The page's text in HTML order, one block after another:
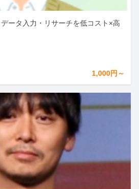
ータ入力・リサーチを低コスト×高
1,000円～